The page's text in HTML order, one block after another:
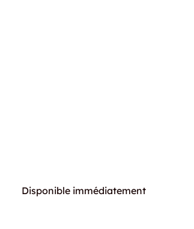
Disponible immédiatement